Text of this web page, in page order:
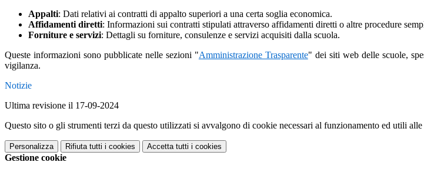
Appalti: Dati relativi ai contratti di appalto superiori a una certa soglia economica.
Affidamenti diretti: Informazioni sui contratti stipulati attraverso affidamenti diretti o altre procedure
Forniture e servizi: Dettagli su forniture, consulenze e servizi acquisiti dalla scuola.
Queste informazioni sono pubblicate nelle sezioni "Amministrazione Trasparente" dei siti web delle scuole,
vigilanza.
Notizie
Ultima revisione il 17-09-2024
Questo sito o gli strumenti terzi da questo utilizzati si avvalgono di cookie necessari al funzionamento ed utili
Personalizza Rifiuta tutti i cookies Accetta tutti i cookies
Gestione cookie